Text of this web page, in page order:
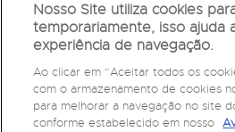
R.Monte Castelo Nº 62, Bairro
CEP: 40.301-210
Salvador, Bahia, Brasil
Telefone:(71) 3032-1073
Nosso Site utiliza cookies
temporariamente, isso ajuda
experiência de navegação.
Ao clicar em “Aceitar todos os
com o armazenamento de cookies
para melhorar a navegação no site
conforme estabelecido em nosso